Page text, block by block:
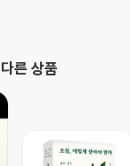
만나다
겪는 위기를 ‘중간항로’
가이드를 제시한다. 제임스 홀
리히의 ‘융 연구소’에
른 상품